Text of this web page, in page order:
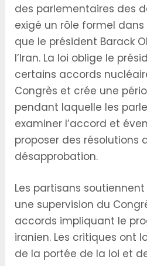
des parlementaires des
exigé un rôle formel
que le président Barack
l’Iran. La loi oblige le
certains accords
Congrès et crée une
pendant laquelle les
examiner l’accord et
proposer des résolutions
désapprobation.
Les partisans
une supervision du
accords impliquant le
iranien. Les critiques ont
de la portée de la loi et